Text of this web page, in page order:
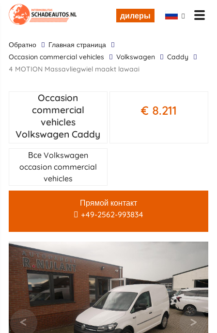
дилеры
обратно
Главная страница
occasion commercial vehicles
Volkswagen
Caddy
4 MOTION Massavliegwiel maakt lawaai
Occasion
commercial
vehicles
Volkswagen Caddy
€ 8.211
Все Volkswagen
occasion commercial
vehicles
Прямой контакт
+49-2562-993834